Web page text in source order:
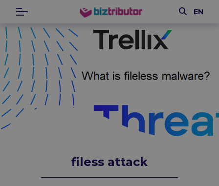
Menü
biztributor Keresés
EN
filess attack